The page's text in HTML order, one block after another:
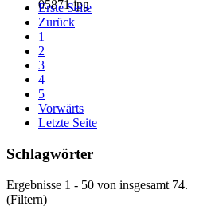
Erste Seite
Zurück
1
2
3
4
5
Vorwärts
Letzte Seite
Schlagwörter
Ergebnisse 1 - 50 von insgesamt 74.
(Filtern)